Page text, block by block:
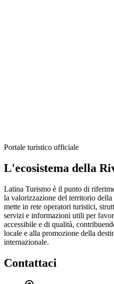
Portale turistico ufficiale
L'ecosistema della
Latina Turismo è il punto di
la valorizzazione del territorio
mette in rete operatori turistici,
servizi e informazioni utili per
accessibile e di qualità,
locale e alla promozione della
internazionale.
Contattaci